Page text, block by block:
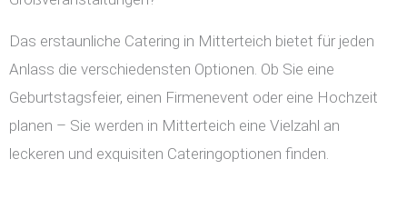
Das erstaunliche Catering in Mitterteich bietet für jeden
Anlass die verschiedensten Optionen. Ob Sie eine
Geburtstagsfeier, einen Firmenevent oder eine Hochzeit
planen – Sie werden in Mitterteich eine Vielzahl an
leckeren und exquisiten Cateringoptionen finden.